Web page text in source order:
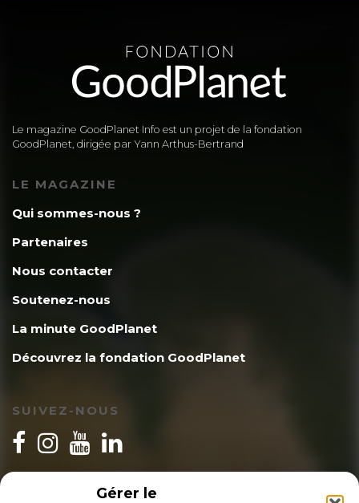
Gérer le
Le magazine GoodPlanet Info est un projet de la fondation
GoodPlanet, dirigée par Yann Arthus-Bertrand
LE MAGAZINE
Qui sommes-nous ?
Partenaires
Nous contacter
Soutenez-nous
La minute GoodPlanet
Découvrez la fondation GoodPlanet
SUIVEZ-NOUS
INSCRIPTION NEWSLETTER